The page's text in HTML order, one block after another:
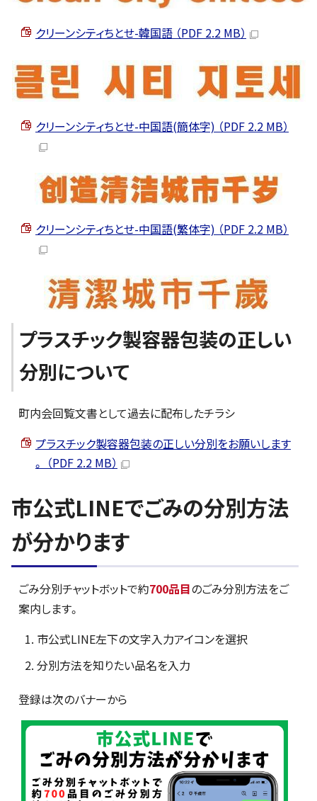
クリーンシティちとせ-韓国語 （PDF 2.2 MB）
クリーンシティちとせ-中国語(簡体字) （PDF 2.2 MB）
クリーンシティちとせ-中国語(繁体字) （PDF 2.2 MB）
プラスチック製容器包装の正しい
分別について
町内会回覧文書として過去に配布したチラシ
プラスチック製容器包装の正しい分別をお願いします
。 （PDF 2.2 MB）
市公式LINEでごみの分別方法
が分かります
ごみ分別チャットボットで約700品目のごみ分別方法をご
案内します。
市公式LINE左下の文字入力アイコンを選択
分別方法を知りたい品名を入力
登録は次のバナーから